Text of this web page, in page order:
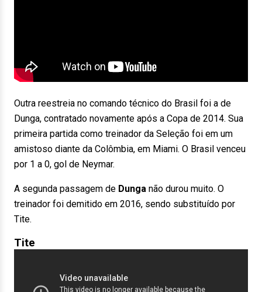
Outra reestreia no comando técnico do Brasil foi a de
Dunga, contratado novamente após a Copa de 2014. Sua
primeira partida como treinador da Seleção foi em um
amistoso diante da Colômbia, em Miami. O Brasil venceu
por 1 a 0, gol de Neymar.
A segunda passagem de Dunga não durou muito. O
treinador foi demitido em 2016, sendo substituído por
Tite.
Tite